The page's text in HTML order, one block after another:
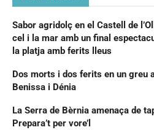
Sabor agridolç en el Castell de
cel i la mar amb un final
la platja amb ferits lleus
Dos morts i dos ferits en un greu
Benissa i Dénia
La Serra de Bèrnia amenaça de
Prepara’t per vore’l